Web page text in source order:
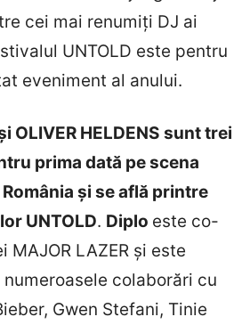
cei mai renumiți DJ ai
UNTOLD este pentru
eveniment al anului.
OLIVER HELDENS sunt trei
prima dată pe scena
și se află printre
UNTOLD. Diplo este co-
LAZER și este
colaborări cu
Gwen Stefani, Tinie